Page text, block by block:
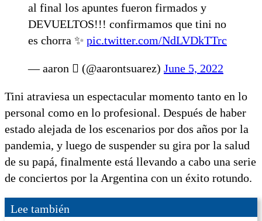
al final los apuntes fueron firmados y
DEVUELTOS!!! confirmamos que tini no
es chorra ✨ pic.twitter.com/NdLVDkTTrc
— aaron  (@aarontsuarez) June 5, 2022
Tini atraviesa un espectacular momento tanto en lo
personal como en lo profesional. Después de haber
estado alejada de los escenarios por dos años por la
pandemia, y luego de suspender su gira por la salud
de su papá, finalmente está llevando a cabo una serie
de conciertos por la Argentina con un éxito rotundo.
Lee también